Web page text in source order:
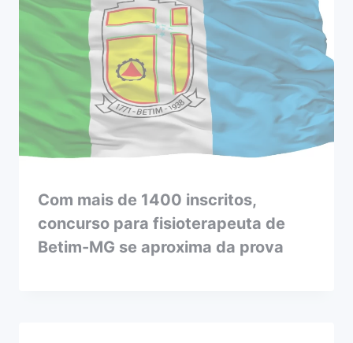
Com mais de 1400 inscritos,
concurso para fisioterapeuta de
Betim-MG se aproxima da prova